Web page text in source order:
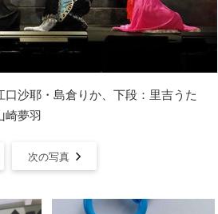
口沙耶・島倉りか、下段：里吉うた
崎夢羽
次の写真